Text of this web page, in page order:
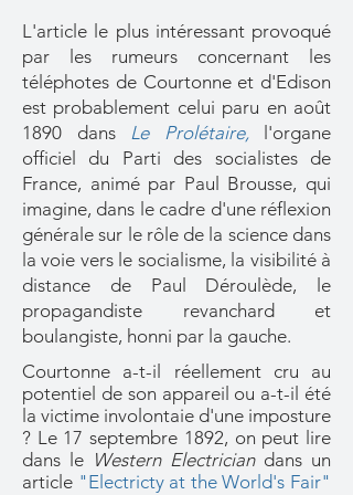
L'article le plus intéressant provoqué
par les rumeurs concernant les
téléphotes de Courtonne et d'Edison
est probablement celui paru en août
1890 dans Le Prolétaire,
l'organe
officiel du Parti des socialistes de
France, animé par Paul Brousse, qui
imagine, dans le cadre d'une réflexion
générale sur le rôle de la science dans
la voie vers le socialisme, la visibilité à
distance de Paul Déroulède, le
propagandiste revanchard et
boulangiste, honni par la gauche.
Courtonne a-t-il réellement cru au
potentiel de son appareil ou a-t-il été
la victime involontaie d'une imposture
? Le 17 septembre 1892, on peut lire
dans le Western Electrician dans un
article "Electricty at the World's Fair"